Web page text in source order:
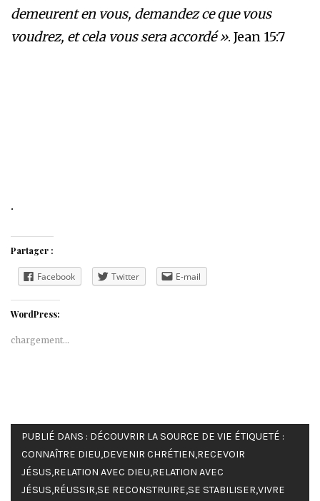
demeurent en vous, demandez ce que vous
voudrez, et cela vous sera accordé ». Jean 15:7
.
Partager :
Facebook Twitter E-mail
WordPress:
chargement…
PUBLIÉ DANS : DÉCOUVRIR LA SOURCE DE VIE ÉTIQUETÉ :
CONNAÎTRE DIEU,DEVENIR CHRÉTIEN,RECEVOIR
JÉSUS,RELATION AVEC DIEU,RELATION AVEC
JÉSUS,RÉUSSIR,SE RECONSTRUIRE,SE STABILISER,VIVRE